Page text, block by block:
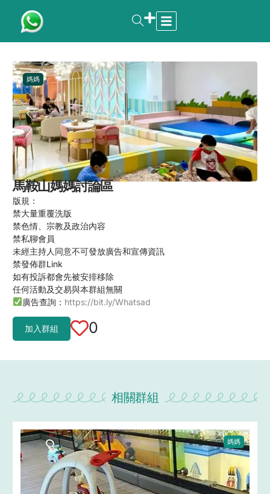
媽媽
馬鞍山媽媽討論區 ‍
版規：
禁大量重覆洗版
禁色情、宗教及政治內容
禁私聊會員
未經主持人同意不可發放廣告和宣傳資訊
禁發佈群Link
如有投訴都會先被安排移除
任何活動及交易與本群組無關
廣告查詢： https://bit.ly/Whatsad
加入群組 0
相關群組
媽媽